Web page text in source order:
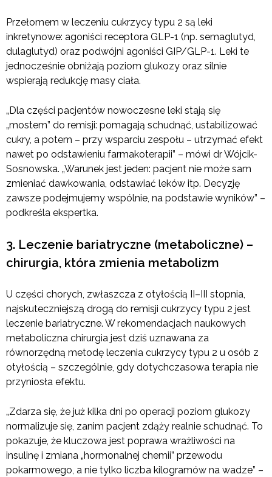
Przełomem w leczeniu cukrzycy typu 2 są leki
inkretynowe: agoniści receptora GLP-1 (np. semaglutyd,
dulaglutyd) oraz podwójni agoniści GIP/GLP-1. Leki te
jednocześnie obniżają poziom glukozy oraz silnie
wspierają redukcję masy ciała.
„Dla części pacjentów nowoczesne leki stają się
„mostem” do remisji: pomagają schudnąć, ustabilizować
cukry, a potem – przy wsparciu zespołu – utrzymać efekt
nawet po odstawieniu farmakoterapii” – mówi dr Wójcik-
Sosnowska. „Warunek jest jeden: pacjent nie może sam
zmieniać dawkowania, odstawiać leków itp. Decyzję
zawsze podejmujemy wspólnie, na podstawie wyników” –
podkreśla ekspertka.
3. Leczenie bariatryczne (metaboliczne) –
chirurgia, która zmienia metabolizm
U części chorych, zwłaszcza z otyłością II–III stopnia,
najskuteczniejszą drogą do remisji cukrzycy typu 2 jest
leczenie bariatryczne. W rekomendacjach naukowych
metaboliczna chirurgia jest dziś uznawana za
równorzędną metodę leczenia cukrzycy typu 2 u osób z
otyłością – szczególnie, gdy dotychczasowa terapia nie
przyniosła efektu.
„Zdarza się, że już kilka dni po operacji poziom glukozy
normalizuje się, zanim pacjent zdąży realnie schudnąć. To
pokazuje, że kluczowa jest poprawa wrażliwości na
insulinę i zmiana „hormonalnej chemii” przewodu
pokarmowego, a nie tylko liczba kilogramów na wadze” –